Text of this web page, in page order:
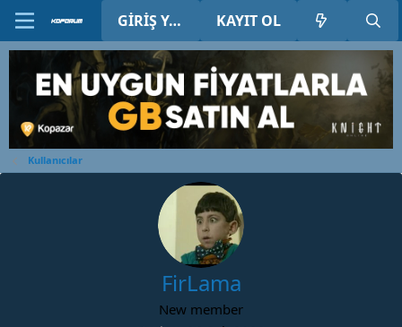
GIRIŞ YAP KAYIT OL
Kullanıcılar
FirLama
New member